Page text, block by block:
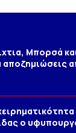
Μπορσά
ο